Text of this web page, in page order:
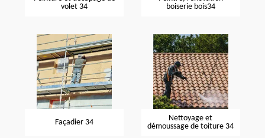
volet 34
boiserie bois34
Façadier 34
Nettoyage et
démoussage de toiture 34